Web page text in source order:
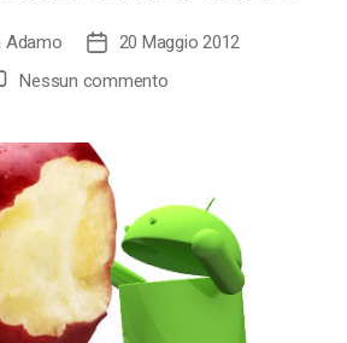
Adamo
Data20 Maggio 2012
Nessun commentosu
‘adb
devices’
non
elenca